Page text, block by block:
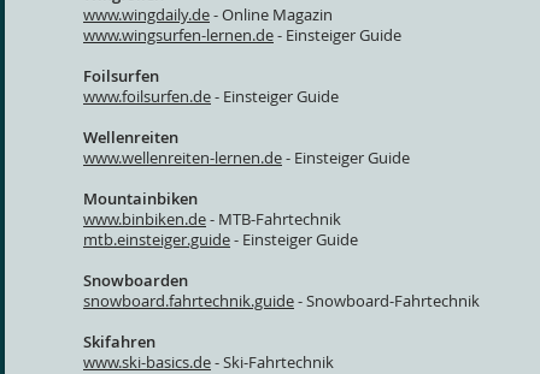
www.wingdaily.de- Online Magazin
www.wingsurfen-lernen.de- Einsteiger Guide
Foilsurfen
www.foilsurfen.de- Einsteiger Guide
Wellenreiten
www.wellenreiten-lernen.de- Einsteiger Guide
Mountainbiken
www.binbiken.de- MTB-Fahrtechnik
mtb.einsteiger.guide- Einsteiger Guide
Snowboarden
snowboard.fahrtechnik.guide- Snowboard-Fahrtechnik
Skifahren
www.ski-basics.de- Ski-Fahrtechnik